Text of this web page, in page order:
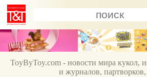
ToyByToy.com - новости мира кукол,
и журналов,